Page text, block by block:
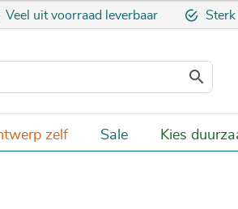
Veel uit voorraad leverbaar

zelf Sale Kies